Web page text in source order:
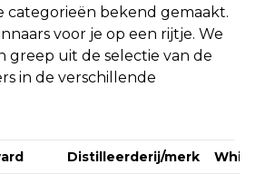
categorieën bekend gemaakt.
voor je op een rijtje. We
greep uit de selectie van de
in de verschillende
Distilleerderij/merk Whisky